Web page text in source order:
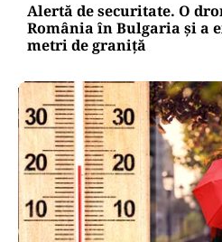
Alertă de securitate. O
România în Bulgaria şi a
metri de graniţă